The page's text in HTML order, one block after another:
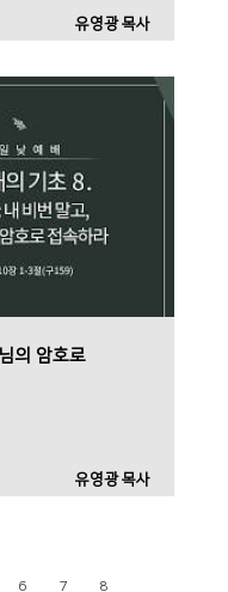
유영광 목사
의 암호로
유영광 목사
6 7 8